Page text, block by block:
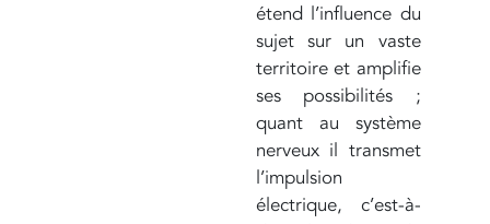
étend l’influence du
sujet sur un vaste
territoire et amplifie
ses possibilités ;
quant au système
nerveux il transmet
l’impulsion
électrique, c’est-à-